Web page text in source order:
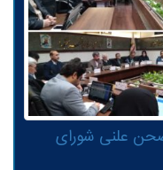
علنی شورای